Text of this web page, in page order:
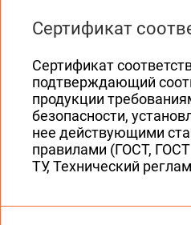
Сертификат
Сертификат
подтверждающий
продукции
безопасности,
нее действующими
правилами (ГОСТ,
ТУ, Технический